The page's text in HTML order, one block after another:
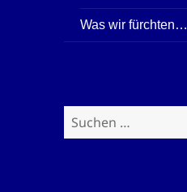
Was wir fürchten…
Suchen